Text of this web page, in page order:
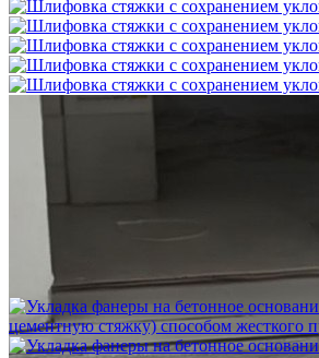
Шлифовка стяжки с сохранением уклона
1 500 ₽